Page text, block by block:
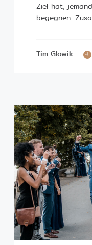
Ziel hat,
begegnen.
Tim Glowik